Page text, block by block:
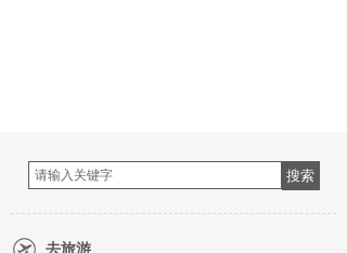
搜索
去旅游